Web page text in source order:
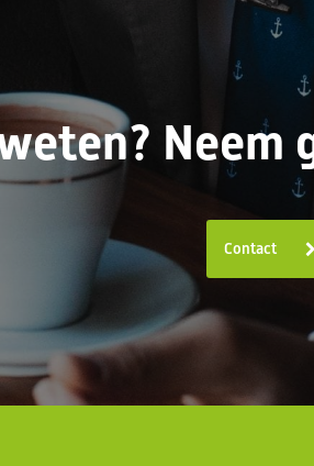
Neem
Contact